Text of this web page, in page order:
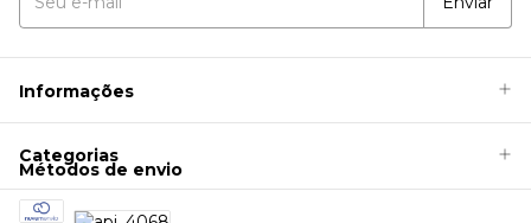
Informações
Categorias
Métodos de envio